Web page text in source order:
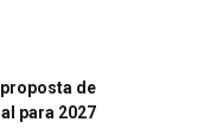
proposta de
para 2027